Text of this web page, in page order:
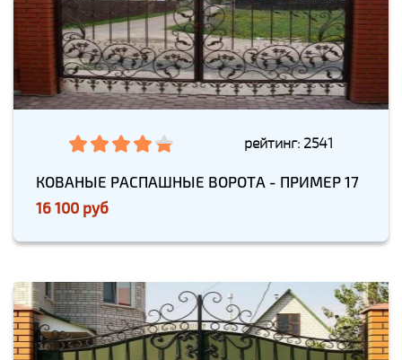
рейтинг: 2541
КОВАНЫЕ РАСПАШНЫЕ ВОРОТА - ПРИМЕР 17
16 100 руб